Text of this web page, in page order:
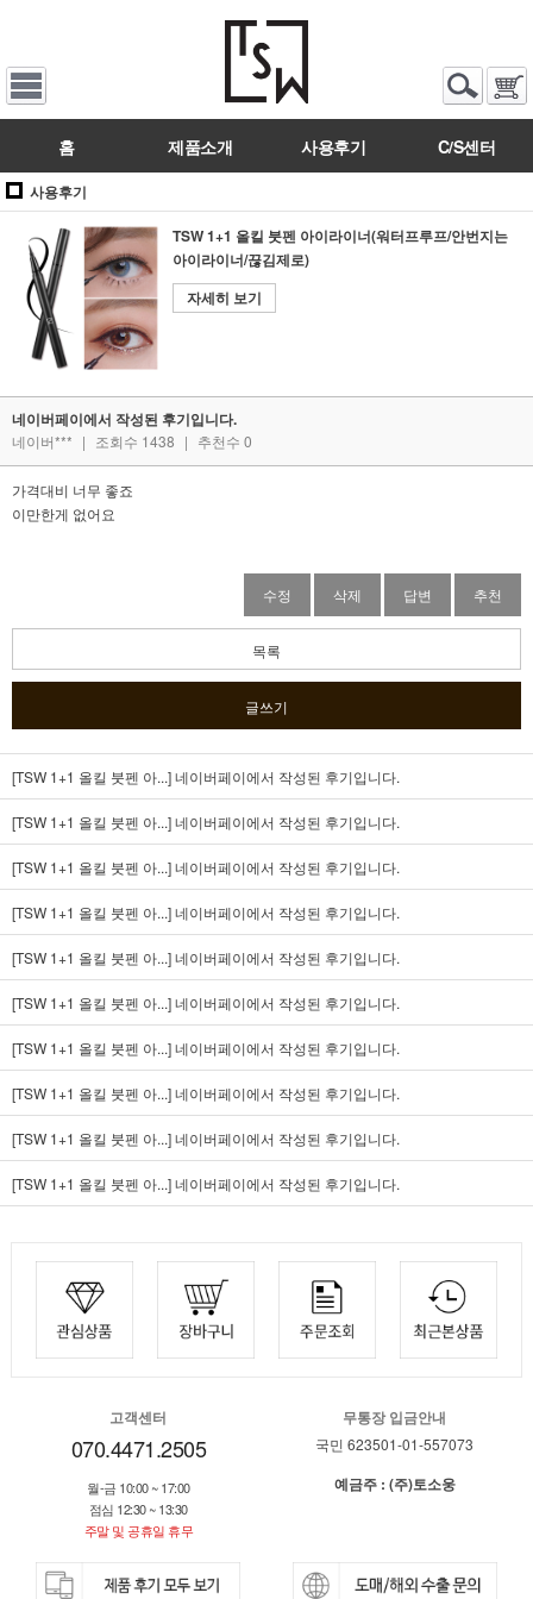
홈 제품소개 사용후기 C/S센터
사용후기
TSW 1+1 올킬 붓펜 아이라이너(워터프루프/안번지는
아이라이너/끊김제로)
자세히 보기
네이버페이에서 작성된 후기입니다.
네이버*** | 조회수 1438 | 추천수 0
가격대비 너무 좋죠
이만한게 없어요
수정 삭제 답변 추천
목록
글쓰기
[TSW 1+1 올킬 붓펜 아...]네이버페이에서 작성된 후기입니다.
[TSW 1+1 올킬 붓펜 아...]네이버페이에서 작성된 후기입니다.
[TSW 1+1 올킬 붓펜 아...]네이버페이에서 작성된 후기입니다.
[TSW 1+1 올킬 붓펜 아...]네이버페이에서 작성된 후기입니다.
[TSW 1+1 올킬 붓펜 아...]네이버페이에서 작성된 후기입니다.
[TSW 1+1 올킬 붓펜 아...]네이버페이에서 작성된 후기입니다.
[TSW 1+1 올킬 붓펜 아...]네이버페이에서 작성된 후기입니다.
[TSW 1+1 올킬 붓펜 아...]네이버페이에서 작성된 후기입니다.
[TSW 1+1 올킬 붓펜 아...]네이버페이에서 작성된 후기입니다.
[TSW 1+1 올킬 붓펜 아...]네이버페이에서 작성된 후기입니다.
고객센터
070.4471.2505
월-금 10:00 ~ 17:00
점심 12:30 ~ 13:30
주말 및 공휴일 휴무
무통장 입금안내
국민 623501-01-557073
예금주 : (주)토소웅